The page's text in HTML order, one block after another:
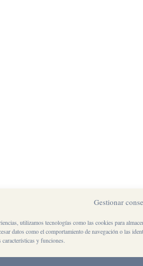
Gestionar
utilizamos tecnologías como las cookies para
datos como el comportamiento de navegación o las
características y funciones.